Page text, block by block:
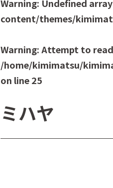
Warning: Undefined
content/themes/
Warning: Attempt to
/home/kimimatsu/
on line25
ミハヤ